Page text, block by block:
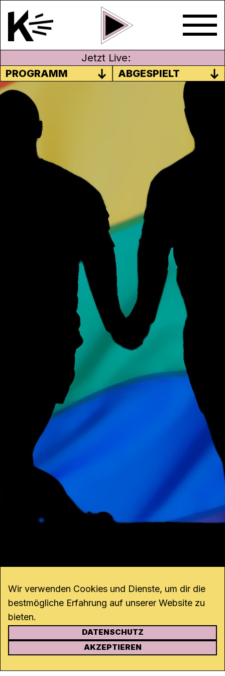
Jetzt Live:
PROGRAMM
ABGESPIELT
VERBIEGUNG – EINE
KURZGESCHICHTE VON HEINZ
RUCH
Silvio Rauch liest eine Kurzgeschichte von
Heinz Ruch über eine verbotene Liebe.
Moderation: Silvio Rauch
23:33
KONTAKT
Wir verwenden Cookies und Dienste, um dir die
bestmögliche Erfahrung auf unserer Website zu
bieten.
DATENSCHUTZ
AKZEPTIEREN